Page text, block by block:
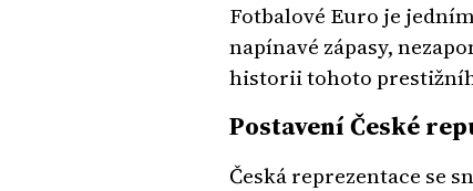
Fotbalové Euro je
napínavé zápasy,
historii tohoto
Postavení České
Česká reprezentace se